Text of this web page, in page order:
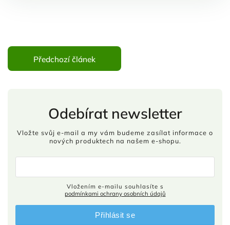
Předchozí článek
Odebírat newsletter
Vložte svůj e-mail a my vám budeme zasílat informace o
nových produktech na našem e-shopu.
podmínkami ochrany osobních údajů
Přihlásit se